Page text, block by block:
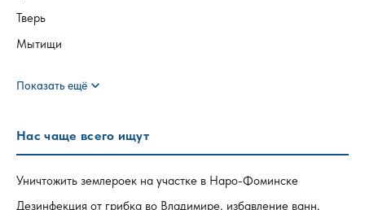
Тверь
Мытищи
Показать ещё expand_more
Нас чаще всего ищут
Уничтожить землероек на участке в Наро-Фоминске
Дезинфекция от грибка во Владимире, избавление ванн,